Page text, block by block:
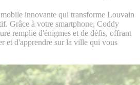
innovante qui transforme Louvain
Grâce à votre smartphone, Coddy
remplie d'énigmes et de défis, offrant
et d'apprendre sur la ville qui vous